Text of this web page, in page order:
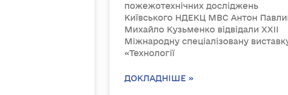
пожежотехнічних досліджень
Київського НДЕКЦ МВС Антон
Михайло Кузьменко відвідали XXII
Міжнародну спеціалізовану
«Технології
ДОКЛАДНІШЕ »